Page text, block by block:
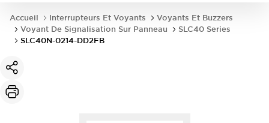
Accueil Interrupteurs Et Voyants
Voyants Et Buzzers
Voyant De Signalisation Sur Panneau
SLC40 Series
SLC40N-0214-DD2FB